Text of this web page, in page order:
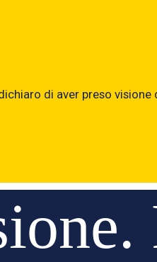
di aver preso